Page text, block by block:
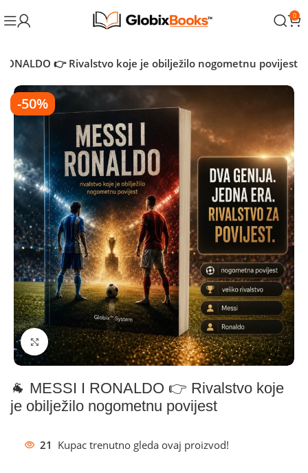
0
RONALDO 👉 Rivalstvo koje je obilježilo nogometnu povijest
-50%
Klikni za povećanje
🐐 MESSI I RONALDO 👉 Rivalstvo koje
je obilježilo nogometnu povijest
21 Kupac trenutno gleda ovaj proizvod!